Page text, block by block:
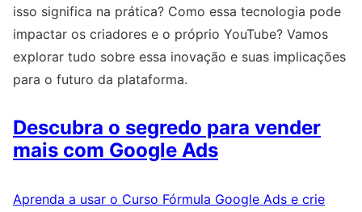
isso significa na prática? Como essa tecnologia pode
impactar os criadores e o próprio YouTube? Vamos
explorar tudo sobre essa inovação e suas implicações
para o futuro da plataforma.
Descubra o segredo para vender
mais com Google Ads
Aprenda a usar o Curso Fórmula Google Ads e crie